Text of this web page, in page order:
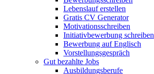
Lebenslauf erstellen
Gratis CV Generator
Motivationsschreiben
Initiativbewerbung schreiben
Bewerbung auf Englisch
Vorstellungsgespräch
Gut bezahlte Jobs
Ausbildungsberufe